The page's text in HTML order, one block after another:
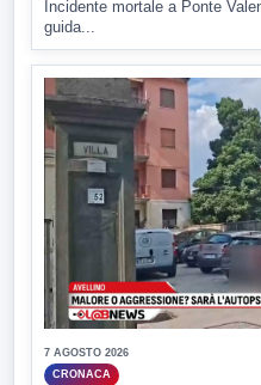
Incidente mortale a Ponte
guida...
7 AGOSTO 2026
CRONACA